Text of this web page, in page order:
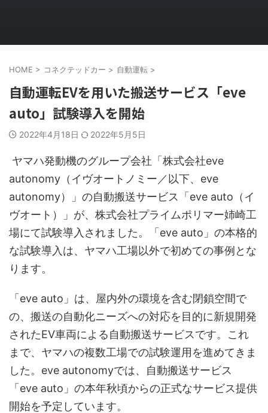
HOME > コネクテッドカー > 自動運転 >
自動運転EVを用いた搬送サービス「eve
auto」試験導入を開始
2022年4月18日 2022年5月5日
ヤマハ発動機のグループ会社「株式会社eve
autonomy（イヴオートノミー／以下、eve
autonomy）」の自動搬送サービス「eve auto（イ
ヴオート）」が、株式会社プライムポリマー姉崎工
場にて試験導入されました。「eve auto」の本格的
な試験導入は、ヤマハ工場以外で初めての事例とな
ります。
「eve auto」は、屋内外の環境を含む閉鎖空間で
の、搬送の自動化ニーズへの対応を目的に新規開発
されたEV車両による自動搬送サービスです。これ
まで、ヤマハの複数工場での試験運用を進めてきま
した。eve autonomyでは、自動搬送サービス
「eve auto」の本年秋頃からの正式なサービス提供
開始を予定しています。